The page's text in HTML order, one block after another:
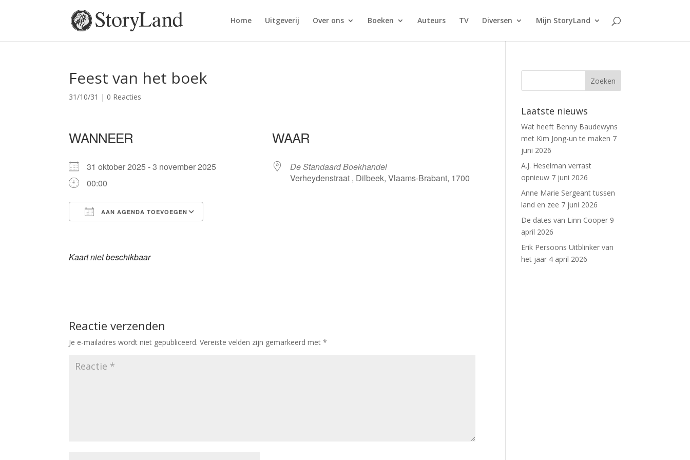
Home Uitgeverij Over ons Boeken Auteurs TV Diversen Mijn StoryLand
Feest van het boek
31/10/31 | 0 Reacties
WANNEER
31 oktober 2025 - 3 november 2025
00:00
AAN AGENDA TOEVOEGEN
WAAR
De Standaard Boekhandel
Verheydenstraat , Dilbeek, Vlaams-Brabant, 1700
Kaart niet beschikbaar
Reactie verzenden
Je e-mailadres wordt niet gepubliceerd. Vereiste velden zijn gemarkeerd met*
Laatste nieuws
Wat heeft Benny Baudewyns
met Kim Jong-un te maken 7
juni 2026
A.J. Heselman verrast
opnieuw 7 juni 2026
Anne Marie Sergeant tussen
land en zee 7 juni 2026
De dates van Linn Cooper 9
april 2026
Erik Persoons Uitblinker van
het jaar 4 april 2026